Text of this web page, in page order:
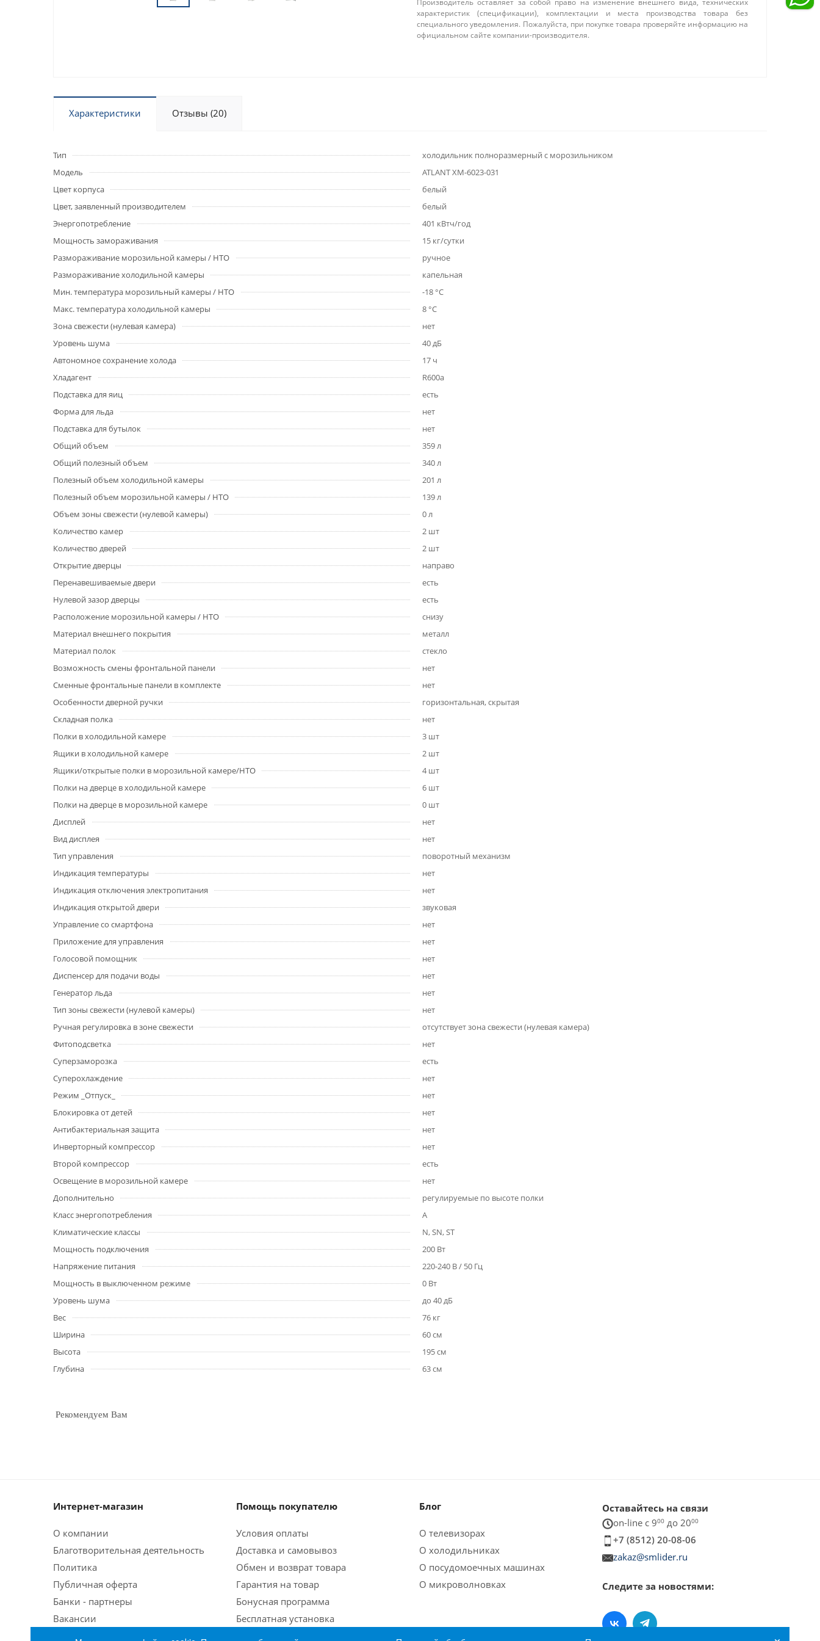
Производитель оставляет за собой право на изменение внешнего вида, технических
характеристик (спецификации), комплектации и места производства товара без
специального уведомления. Пожалуйста, при покупке товара проверяйте информацию на
официальном сайте компании-производителя.
Характеристики Отзывы (20)
Тип
холодильник полноразмерный с морозильником
Модель
ATLANT ХМ-6023-031
Цвет корпуса
белый
Цвет, заявленный производителем
белый
Энергопотребление
401 кВтч/год
Мощность замораживания
15 кг/сутки
Размораживание морозильной камеры / НТО
ручное
Размораживание холодильной камеры
капельная
Мин. температура морозильный камеры / НТО
-18 °C
Макс. температура холодильной камеры
8 °C
Зона свежести (нулевая камера)
нет
Уровень шума
40 дБ
Автономное сохранение холода
17 ч
Хладагент
R600a
Подставка для яиц
есть
Форма для льда
нет
Подставка для бутылок
нет
Общий объем
359 л
Общий полезный объем
340 л
Полезный объем холодильной камеры
201 л
Полезный объем морозильной камеры / НТО
139 л
Объем зоны свежести (нулевой камеры)
0 л
Количество камер
2 шт
Количество дверей
2 шт
Открытие дверцы
направо
Перенавешиваемые двери
есть
Нулевой зазор дверцы
есть
Расположение морозильной камеры / НТО
снизу
Материал внешнего покрытия
металл
Материал полок
стекло
Возможность смены фронтальной панели
нет
Сменные фронтальные панели в комплекте
нет
Особенности дверной ручки
горизонтальная, скрытая
Складная полка
нет
Полки в холодильной камере
3 шт
Ящики в холодильной камере
2 шт
Ящики/открытые полки в морозильной камере/НТО
4 шт
Полки на дверце в холодильной камере
6 шт
Полки на дверце в морозильной камере
0 шт
Дисплей
нет
Вид дисплея
нет
Тип управления
поворотный механизм
Индикация температуры
нет
Индикация отключения электропитания
нет
Индикация открытой двери
звуковая
Управление со смартфона
нет
Приложение для управления
нет
Голосовой помощник
нет
Диспенсер для подачи воды
нет
Генератор льда
нет
Тип зоны свежести (нулевой камеры)
нет
Ручная регулировка в зоне свежести
отсутствует зона свежести (нулевая камера)
Фитоподсветка
нет
Суперзаморозка
есть
Суперохлаждение
нет
Режим _Отпуск_
нет
Блокировка от детей
нет
Антибактериальная защита
нет
Инверторный компрессор
нет
Второй компрессор
есть
Освещение в морозильной камере
нет
Дополнительно
регулируемые по высоте полки
Класс энергопотребления
A
Климатические классы
N, SN, ST
Мощность подключения
200 Вт
Напряжение питания
220-240 В / 50 Гц
Мощность в выключенном режиме
0 Вт
Уровень шума
до 40 дБ
Вес
76 кг
Ширина
60 см
Высота
195 см
Глубина
63 см
Рекомендуем Вам
Интернет-магазин
О компании
Благотворительная деятельность
Политика
Публичная оферта
Банки - партнеры
Вакансии
Помощь покупателю
Условия оплаты
Доставка и самовывоз
Обмен и возврат товара
Гарантия на товар
Бонусная программа
Бесплатная установка
Блог
О телевизорах
О холодильниках
О посудомоечных машинах
О микроволновках
Оставайтесь на связи
on-line c 900 до 2000
+7 (8512) 20-08-06
zakaz@smlider.ru
Следите за новостями: